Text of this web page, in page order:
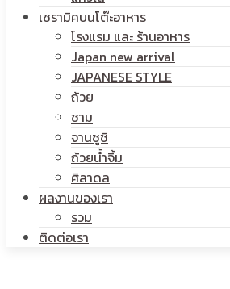
เซรามิคบนโต๊ะอาหาร
โรงแรม และ ร้านอาหาร
Japan new arrival
JAPANESE STYLE
ถ้วย
ชาม
จานซูชิ
ถ้วยน้ำจิ้ม
ศิลาดล
ผลงานของเรา
รวม
ติดต่อเรา